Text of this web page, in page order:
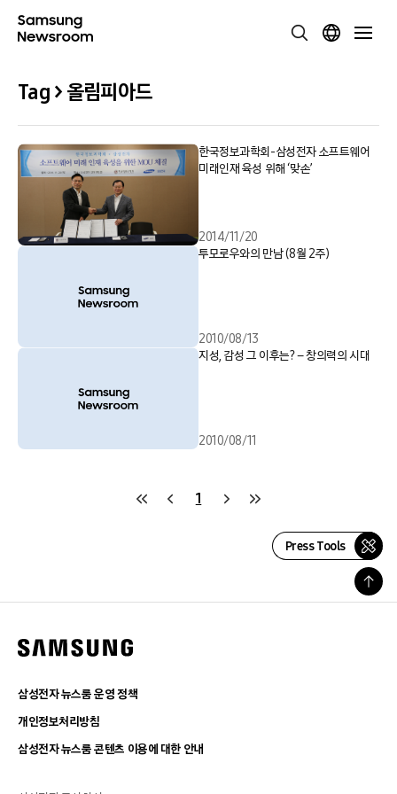
Tag > 올림피아드
한국정보과학회-삼성전자 소프트웨어
미래인재 육성 위해 ‘맞손’
2014/11/20
투모로우와의 만남 (8월 2주)
2010/08/13
지성, 감성 그 이후는? – 창의력의 시대
2010/08/11
1
Press Tools
삼성전자 뉴스룸 운영 정책
개인정보처리방침
삼성전자 뉴스룸 콘텐츠 이용에 대한 안내